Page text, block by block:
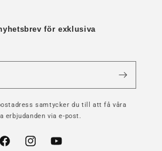
för exklusiva
samtycker du till att få våra
erbjudanden via e-post.
FacebookInstagramYouTube